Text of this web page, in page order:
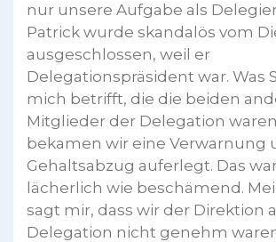
nur unsere Aufgabe als
Patrick wurde skandalös vom
ausgeschlossen, weil er
Delegationspräsident war. Was
mich betrifft, die die beiden
Mitglieder der Delegation
bekamen wir eine Verwarnung
Gehaltsabzug auferlegt. Das
lächerlich wie beschämend.
sagt mir, dass wir der Direktion
Delegation nicht genehm